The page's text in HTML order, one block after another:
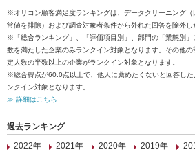
※オリコン顧客満足度ランキングは、データクリーニング
常値を排除）および調査対象者条件から外れた回答を除外し
※「総合ランキング」、「評価項目別」、部門の「業態別」
数を満たした企業のみランクイン対象となります。その他
定人数の半数以上の企業がランクイン対象となります。
※総合得点が60.0点以上で、他人に薦めたくないと回答し
ンクイン対象となります。
≫ 詳細はこちら
過去ランキング
2022年
2021年 2020年 2019年